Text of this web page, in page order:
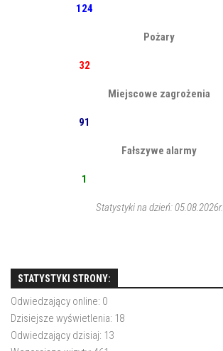
124
Pożary
32
Miejscowe zagrożenia
91
Fałszywe alarmy
1
Statystyki na dzień: 05.08.2026r.
STATYSTYKI STRONY:
Odwiedzający online: 0
Dzisiejsze wyświetlenia: 18
Odwiedzający dzisiaj: 13